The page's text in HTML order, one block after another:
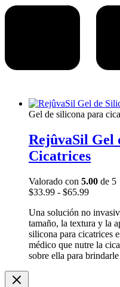
Gel de silicona para
RejûvaSil Gel
Cicatrices
Valorado con 5.00 de 5
$33.99 - $65.99Rango
precios:
desde
$33.99
hasta
$65.99
Una solución no
tamaño, la textura y la
silicona para cicatrices
médico que nutre la
sobre ella para